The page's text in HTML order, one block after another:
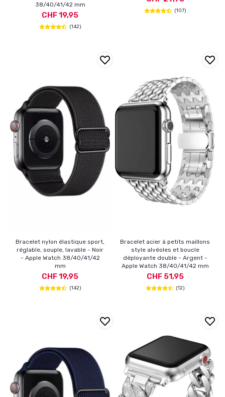
38/40/41/42 mm
CHF 19,95
(142)
(107)
Bracelet nylon élastique sport,
réglable, souple, lavable - Noir
- Apple Watch 38/40/41/42
mm
CHF 19,95
(142)
Bracelet acier à petits maillons
style alvéoles et boucle
déployante double - Argent -
Apple Watch 38/40/41/42 mm
CHF 51,95
(12)